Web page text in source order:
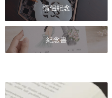
情侶紀念
紀念書